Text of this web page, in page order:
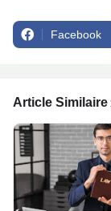
Facebook
Article Similaire